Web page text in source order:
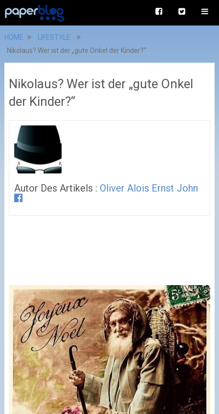
HOME
LIFESTYLE
Nikolaus? Wer ist der „gute Onkel der Kinder?“
Nikolaus? Wer ist der „gute Onkel
der Kinder?“
Autor Des Artikels : Oliver Alois Ernst John